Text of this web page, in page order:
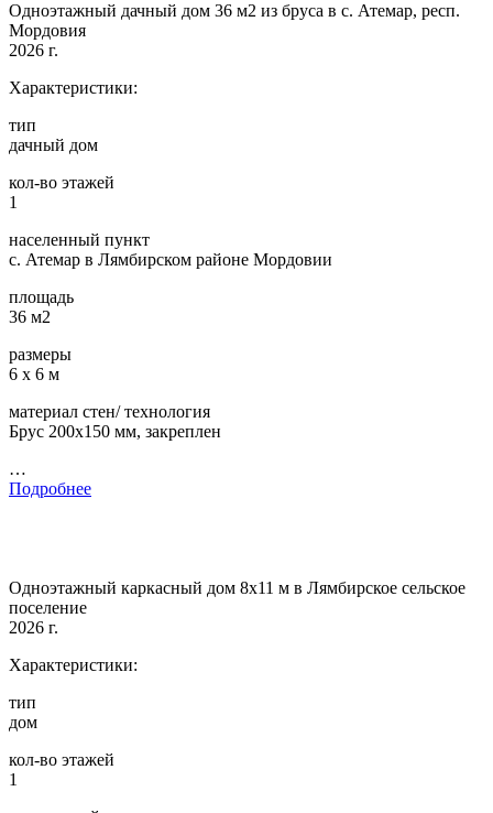
Одноэтажный дачный дом 36 м2 из бруса в с. Атемар, респ.
Мордовия
2026 г.
Характеристики:
тип
дачный дом
кол-во этажей
1
населенный пункт
с. Атемар в Лямбирском районе Мордовии
площадь
36 м2
размеры
6 х 6 м
материал стен/ технология
Брус 200х150 мм, закреплен
…
Подробнее
Одноэтажный каркасный дом 8х11 м в Лямбирское сельское
поселение
2026 г.
Характеристики:
тип
дом
кол-во этажей
1